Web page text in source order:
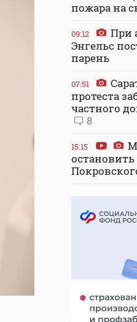
пожара на
09:12
При
Энгельс
парень
07:51
протеста
частного
8
15:15